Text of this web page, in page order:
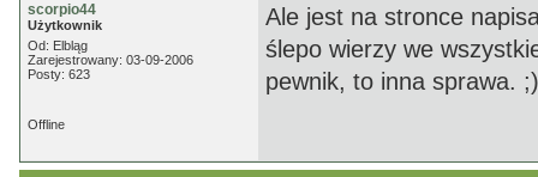
scorpio44
Użytkownik
Od: Elbląg
Zarejestrowany: 03-09-2006
Posty: 623
Ale jest na stronce
ślepo wierzy we
pewnik, to inna sprawa. ;)
Offline